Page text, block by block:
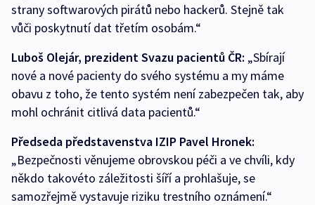
strany softwarových pirátů nebo hackerů. Stejně tak
vůči poskytnutí dat třetím osobám.“
Luboš Olejár, prezident Svazu pacientů ČR: „Sbírají
nové a nové pacienty do svého systému a my máme
obavu z toho, že tento systém není zabezpečen tak, aby
mohl ochránit citlivá data pacientů.“
Předseda představenstva IZIP Pavel Hronek:
„Bezpečnosti věnujeme obrovskou péči a ve chvíli, kdy
někdo takovéto záležitosti šíří a prohlašuje, se
samozřejmě vystavuje riziku trestního oznámení.“